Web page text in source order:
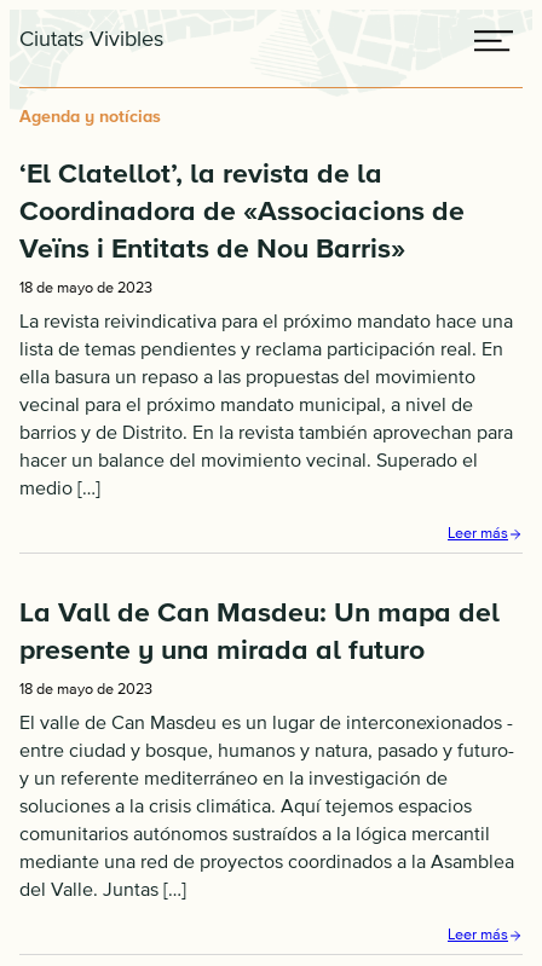
a
navegación
principal
al
principal
Ciutats Vivibles
Agenda y notícias
‘El Clatellot’, la revista de la
Coordinadora de «Associacions de
Veïns i Entitats de Nou Barris»
18 de mayo de 2023
La revista reivindicativa para el próximo mandato hace una
lista de temas pendientes y reclama participación real. En
ella basura un repaso a las propuestas del movimiento
vecinal para el próximo mandato municipal, a nivel de
barrios y de Distrito. En la revista también aprovechan para
hacer un balance del movimiento vecinal. Superado el
medio […]
Leer más
La Vall de Can Masdeu: Un mapa del
presente y una mirada al futuro
18 de mayo de 2023
El valle de Can Masdeu es un lugar de interconexionados -
entre ciudad y bosque, humanos y natura, pasado y futuro-
y un referente mediterráneo en la investigación de
soluciones a la crisis climática. Aquí tejemos espacios
comunitarios autónomos sustraídos a la lógica mercantil
mediante una red de proyectos coordinados a la Asamblea
del Valle. Juntas […]
Leer más